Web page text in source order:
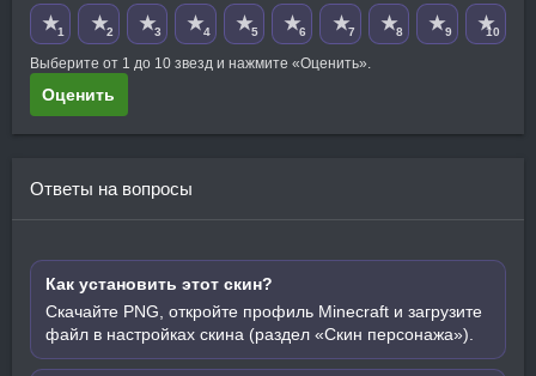
★1 ★2 ★3 ★4 ★5 ★6 ★7 ★8 ★9 ★10
Выберите от 1 до 10 звезд и нажмите «Оценить».
Оценить
Ответы на вопросы
Как установить этот скин?
Скачайте PNG, откройте профиль Minecraft и загрузите
файл в настройках скина (раздел «Скин персонажа»).